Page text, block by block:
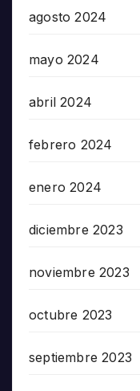
agosto 2024
mayo 2024
abril 2024
febrero 2024
enero 2024
diciembre 2023
noviembre 2023
octubre 2023
septiembre 2023